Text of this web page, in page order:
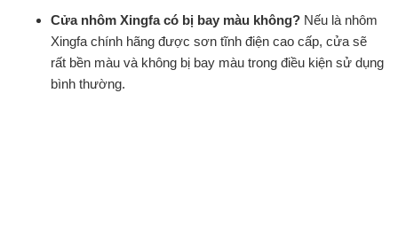
Cửa nhôm Xingfa có bị bay màu không? Nếu là nhôm
Xingfa chính hãng được sơn tĩnh điện cao cấp, cửa sẽ
rất bền màu và không bị bay màu trong điều kiện sử dụng
bình thường.